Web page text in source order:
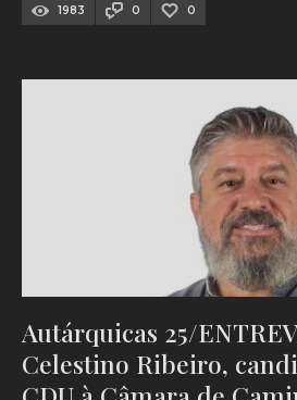
1983 0 0
Autárquicas 25/
Celestino Ribeiro,